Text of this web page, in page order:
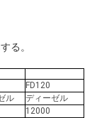
る。
FD120
ル
ディーゼル
12000